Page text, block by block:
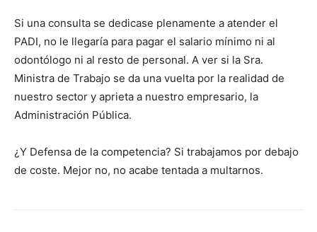
Si una consulta se dedicase plenamente a atender el
PADI, no le llegaría para pagar el salario mínimo ni al
odontólogo ni al resto de personal. A ver si la Sra.
Ministra de Trabajo se da una vuelta por la realidad de
nuestro sector y aprieta a nuestro empresario, la
Administración Pública.
¿Y Defensa de la competencia? Si trabajamos por debajo
de coste. Mejor no, no acabe tentada a multarnos.